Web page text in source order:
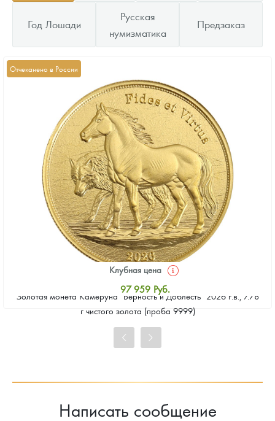
Год Лошади
Русская
нумизматика
Предзаказ
Отчеканено в России
Золотая монета Камеруна "Верность и Доблесть" 2026 г.в., 7.78
г чистого золота (проба 9999)
Клубная цена
97 959 Руб.
Стандартная цена
Цена выкупа
Написать сообщение